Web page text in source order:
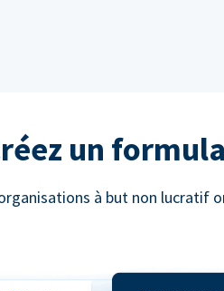
un
à but non lucratif